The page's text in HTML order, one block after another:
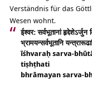
Verständnis für das
Wesen wohnt.
ईश्वर: सर्वभूतानां हृद्देशेऽर्जुन
भ्रामयन्सर्वभूतानि
īśhvaraḥ sarva-
tiṣhṭhati
bhrāmayan sarva-